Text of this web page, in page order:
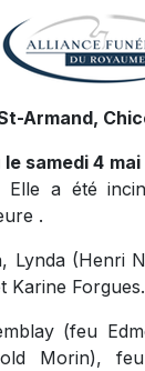
Armand,
samedi 4
Elle a été
.
Lynda (Henri
Karine Forgues.
(feu
Morin),